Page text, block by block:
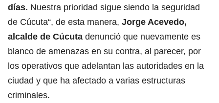
días. Nuestra prioridad sigue siendo la seguridad
de Cúcuta“, de esta manera, Jorge Acevedo,
alcalde de Cúcuta denunció que nuevamente es
blanco de amenazas en su contra, al parecer, por
los operativos que adelantan las autoridades en la
ciudad y que ha afectado a varias estructuras
criminales.